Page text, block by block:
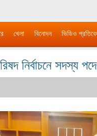
খেলা বিনোদন ভিডিও
নির্বাচনে সদস্য